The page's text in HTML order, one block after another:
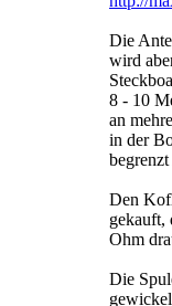
Die
wird
8 - 10
an
in der
Den
gekauft,
Ohm
Die